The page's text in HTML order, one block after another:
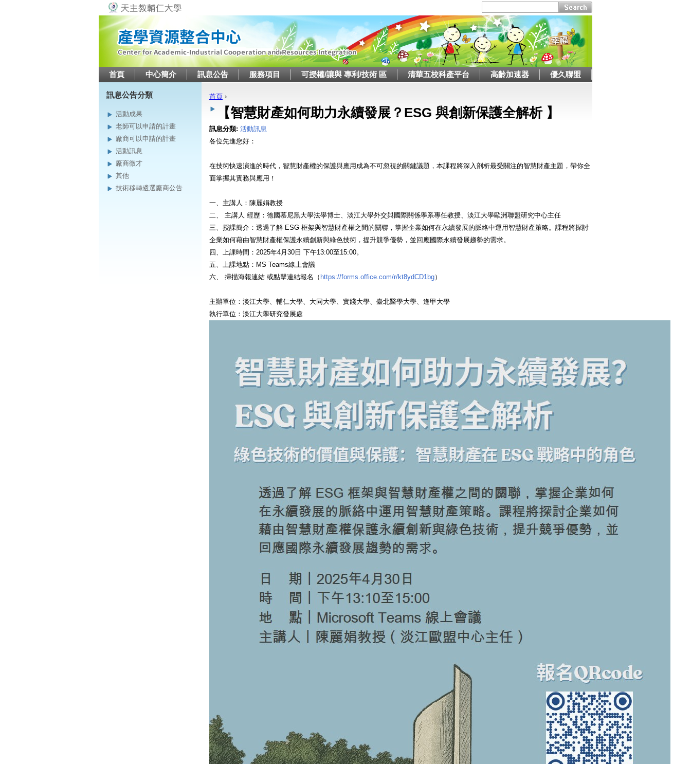
首頁 中心簡介 訊息公告 服務項目 可授權/讓與 專利/技術 區 清華五校科產平台 高齡加速器 優久聯盟
訊息公告分類
活動成果
老師可以申請的計畫
廠商可以申請的計畫
活動訊息
廠商徵才
其他
技術移轉遴選廠商公告
您在這裡
首頁 ›
【智慧財產如何助力永續發展？ESG 與創新保護全解析 】
訊息分類: 活動訊息
各位先進您好：
在技術快速演進的時代，智慧財產權的保護與應用成為不可忽視的關鍵議題，本課程將深入剖析最受關注的智慧財產主題，帶你全
面掌握其實務與應用！
一、主講人：陳麗娟教授
二、 主講人 經歷：德國慕尼黑大學法學博士、淡江大學外交與國際關係學系專任教授、淡江大學歐洲聯盟研究中心主任
三、授課簡介：透過了解 ESG 框架與智慧財產權之間的關聯，掌握企業如何在永續發展的脈絡中運用智慧財產策略。課程將探討
企業如何藉由智慧財產權保護永續創新與綠色技術，提升競爭優勢，並回應國際永續發展趨勢的需求。
四、上課時間：2025年4月30日 下午13:00至15:00。
五、上課地點：MS Teams線上會議
六、 掃描海報連結 或點擊連結報名（ https://forms.office.com/r/kt8ydCD1bg）
主辦單位：淡江大學、輔仁大學、大同大學、實踐大學、臺北醫學大學、逢甲大學
執行單位：淡江大學研究發展處